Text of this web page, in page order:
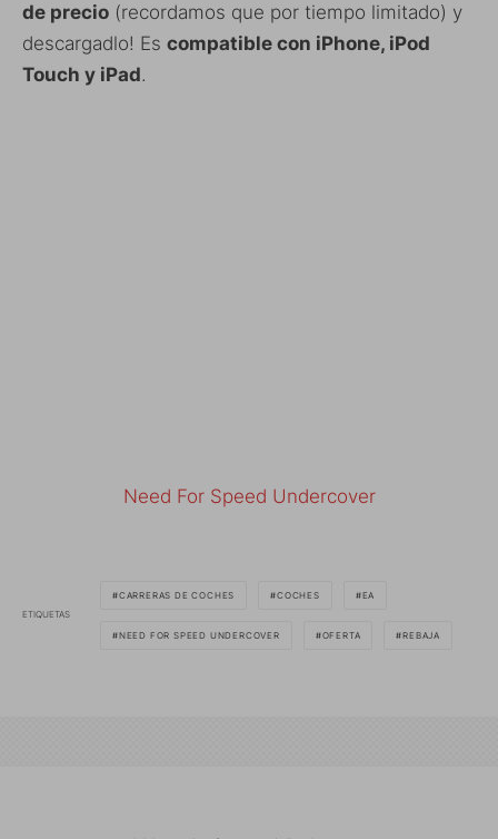
de precio (recordamos que por tiempo limitado) y
descargadlo! Es compatible con iPhone, iPod
Touch y iPad.
Need For Speed Undercover
ETIQUETAS
CARRERAS DE COCHES COCHES EA
NEED FOR SPEED UNDERCOVER OFERTA REBAJA